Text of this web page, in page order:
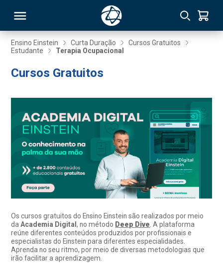
Ensino Einstein Curta Duração
Cursos Gratuitos
Estudante
Terapia Ocupacional
Cursos Gratuitos
Os cursos gratuitos do Ensino Einstein são realizados por meio
daAcademia Digital, no método Deep Dive. A plataforma
reúne diferentes conteúdos produzidos por profissionais e
especialistas do Einstein para diferentes especialidades.
Aprenda no seu ritmo, por meio de diversas metodologias que
irão facilitar a aprendizagem.